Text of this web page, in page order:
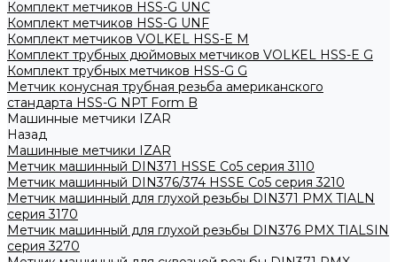
Комплект метчиков HSS-G UNC
Комплект метчиков HSS-G UNF
Комплект метчиков VOLKEL HSS-E M
Комплект трубных дюймовых метчиков VOLKEL HSS-E G
Комплект трубных метчиков HSS-G G
Метчик конусная трубная резьба американского
стандарта HSS-G NPT Form B
Машинные метчики IZAR
Назад
Машинные метчики IZAR
Метчик машинный DIN371 HSSE Co5 серия 3110
Метчик машинный DIN376/374 HSSE Co5 серия 3210
Метчик машинный для глухой резьбы DIN371 PMX TIALN
серия 3170
Метчик машинный для глухой резьбы DIN376 PMX TIALSIN
серия 3270